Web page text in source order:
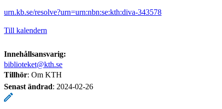
urn.kb.se/resolve?urn=urn:nbn:se:kth:diva-343578
Till kalendern
Innehållsansvarig:
biblioteket@kth.se
Tillhör: Om KTH
Senast ändrad: 2024-02-26